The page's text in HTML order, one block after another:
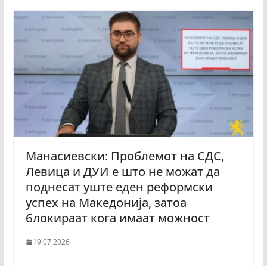
Манасиевски: Проблемот на СДС,
Левица и ДУИ е што не можат да
поднесат уште еден реформски
успех на Македонија, затоа
блокираат кога имаат можност
19.07.2026